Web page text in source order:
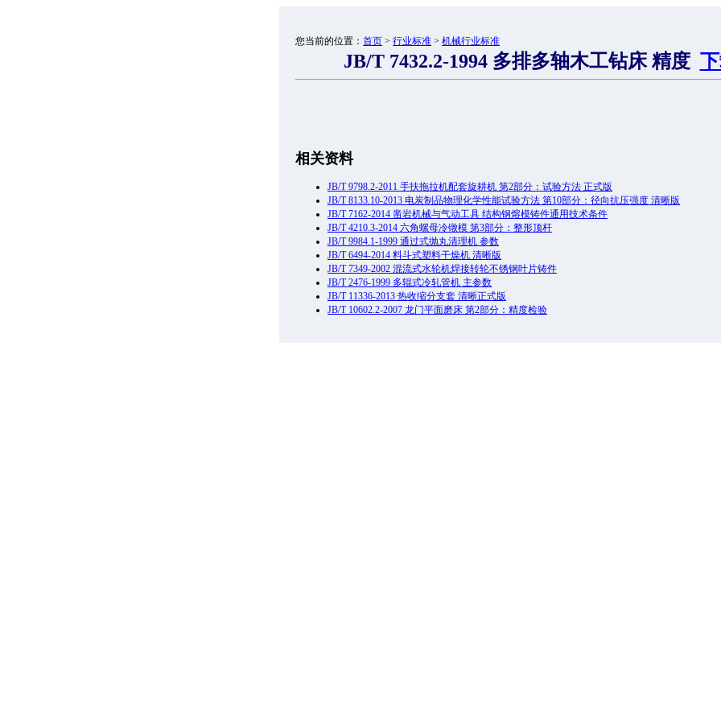
您当前的位置： 首页 > 行业标准 > 机械行业标准
JB/T 7432.2-1994 多排多轴木工钻床 精度
相关资料
JB/T 9798.2-2011 手扶拖拉机配套旋耕机 第2部分：试验方法 正式版
JB/T 8133.10-2013 电炭制品物理化学性能试验方法 第10部分：径向抗压强度 清晰版
JB/T 7162-2014 凿岩机械与气动工具 结构钢熔模铸件通用技术条件
JB/T 4210.3-2014 六角螺母冷镦模 第3部分：整形顶杆
JB/T 9984.1-1999 通过式抛丸清理机 参数
JB/T 6494-2014 料斗式塑料干燥机 清晰版
JB/T 7349-2002 混流式水轮机焊接转轮不锈钢叶片铸件
JB/T 2476-1999 多辊式冷轧管机 主参数
JB/T 11336-2013 热收缩分支套 清晰正式版
JB/T 10602.2-2007 龙门平面磨床 第2部分：精度检验